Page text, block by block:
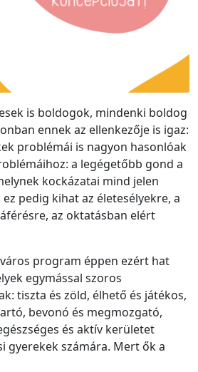
is boldogok, mindenki boldog
ennek az ellenkezője is igaz:
problémái is nagyon hasonlóak
a legégetőbb gond a
kockázatai mind jelen
pedig kihat az életesélyekre, a
az oktatásban elért
program éppen ezért hat
egymással szoros
tiszta és zöld, élhető és játékos,
bevonó és megmozgató,
és aktív kerületet
gyerekek számára. Mert ők a